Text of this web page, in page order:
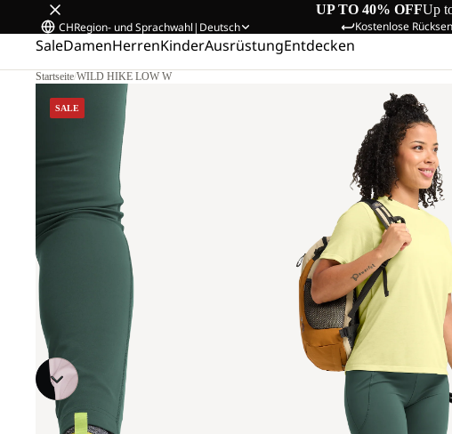
UP TO 40% OFFUp
Kostenlose
CHRegion- und Sprachwahl| Deutsch
SaleDamenHerrenKinderAusrüstungEntdecken
Startseite/WILD HIKE LOW W
SALE